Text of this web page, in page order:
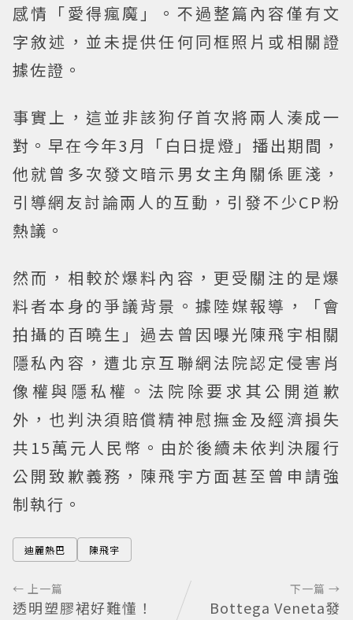
感情「愛得瘋魔」。不過整篇內容僅有文
字敘述，並未提供任何同框照片或相關證
據佐證。
事實上，這並非該狗仔首次將兩人湊成一
對。早在今年3月「白日提燈」播出期間，
他就曾多次發文暗示男女主角關係匪淺，
引導網友討論兩人的互動，引發不少CP粉
熱議。
然而，相較於爆料內容，更受關注的是爆
料者本身的爭議背景。據陸媒報導，「會
拍攝的百曉生」過去曾因曝光陳飛宇相關
隱私內容，遭北京互聯網法院認定侵害肖
像權與隱私權。法院除要求其公開道歉
外，也判決須賠償精神慰撫金及經濟損失
共15萬元人民幣。由於後續未依判決履行
公開致歉義務，陳飛宇方面甚至曾申請強
制執行。
迪麗熱巴 陳飛宇
← 上一篇
透明塑膠裙好難懂！
下一篇 →
Bottega Veneta發